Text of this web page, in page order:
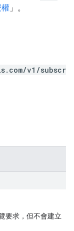
權 」。
v1/subscr
要求，但不會建立